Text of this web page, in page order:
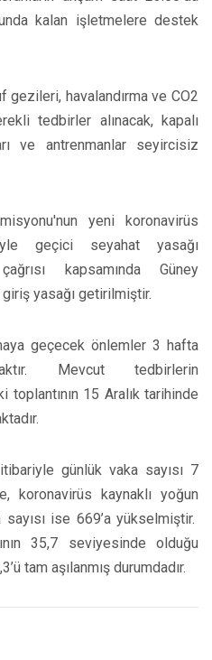
kalan işletmelere destek
gezileri, havalandırma ve CO2
tedbirler alınacak, kapalı
ve antrenmanlar seyircisiz
yeni koronavirüs
geçici seyahat yasağı
kapsamında Güney
yasağı getirilmiştir.
geçecek önlemler 3 hafta
Mevcut tedbirlerin
15 Aralık tarihinde
günlük vaka sayısı 7
koronavirüs kaynaklı yoğun
ise 669’a yükselmiştir.
35,7 seviyesinde olduğu
tam aşılanmış durumdadır.